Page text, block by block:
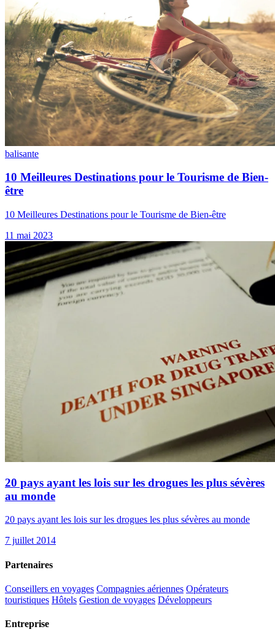
balisante
10 Meilleures Destinations pour le Tourisme de Bien-
être
10 Meilleures Destinations pour le Tourisme de Bien-être
11 mai 2023
20 pays ayant les lois sur les drogues les plus sévères
au monde
20 pays ayant les lois sur les drogues les plus sévères au monde
7 juillet 2014
Partenaires
Conseillers en voyages Compagnies aériennes Opérateurs
touristiques Hôtels Gestion de voyages Développeurs
Entreprise